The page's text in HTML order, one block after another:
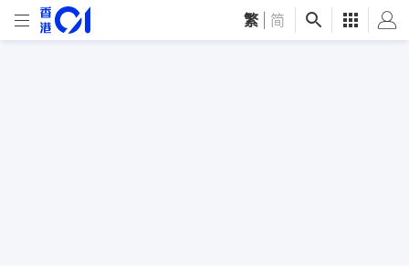
繁 简